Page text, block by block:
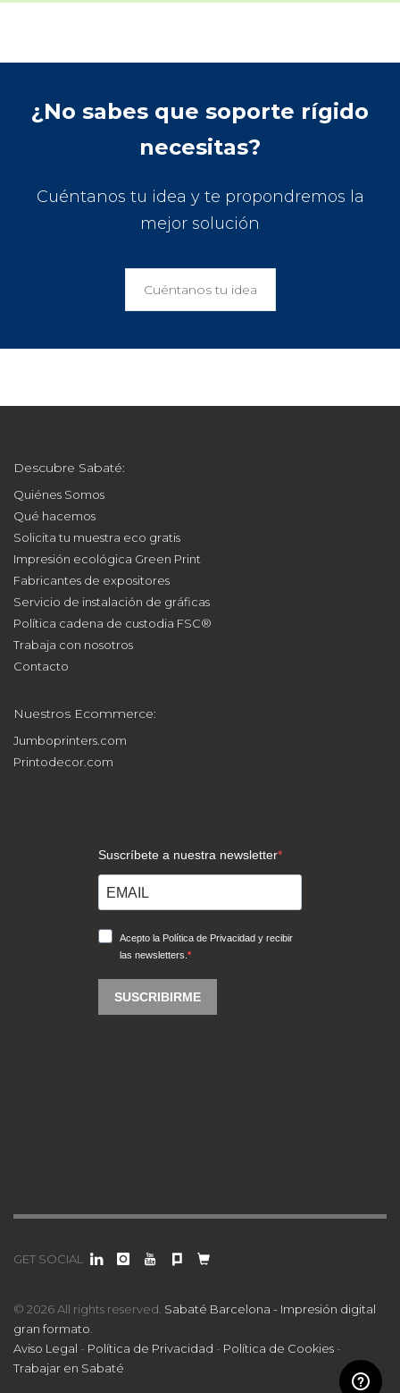
¿No sabes que soporte rígido
necesitas?
Cuéntanos tu idea y te propondremos la
mejor solución
Cuéntanos tu idea
Descubre Sabaté:
Quiénes Somos
Qué hacemos
Solicita tu muestra eco gratis
Impresión ecológica Green Print
Fabricantes de expositores
Servicio de instalación de gráficas
Política cadena de custodia FSC®
Trabaja con nosotros
Contacto
Nuestros Ecommerce:
Jumboprinters.com
Printodecor.com
GET SOCIAL
© 2026 All rights reserved. Sabaté Barcelona - Impresión digital
gran formato
Aviso Legal - Política de Privacidad - Política de Cookies -
Trabajar en Sabaté